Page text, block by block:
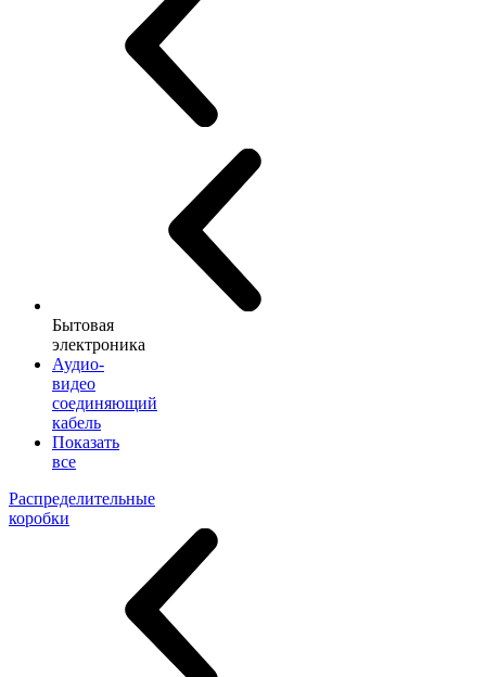
Бытовая
электроника
Аудио-
видео
соединяющий
кабель
Показать
все
Распределительные
коробки